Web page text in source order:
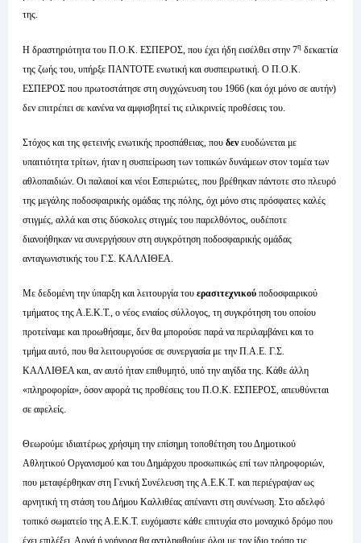
της.
Η δραστηριότητα του Π.Ο.Κ. ΕΣΠΕΡΟΣ, που έχει ήδη εισέλθει στην 7η δεκαετία
της ζωής του, υπήρξε ΠΑΝΤΟΤΕ ενωτική και συσπειρωτική. Ο Π.Ο.Κ.
ΕΣΠΕΡΟΣ που πρωτοστάτησε στη συγχώνευση του 1966 (και όχι μόνο σε αυτήν)
δεν επιτρέπει σε κανένα να αμφισβητεί τις ειλικρινείς προθέσεις του.
Στόχος και της φετεινής ενωτικής προσπάθειας, πουδενευοδώνεται με
υπαιτιότητα τρίτων, ήταν η συσπείρωση των τοπικών δυνάμεων στον τομέα των
αθλοπαιδιών. Οι παλαιοί και νέοι Εσπεριώτες, που βρέθηκαν πάντοτε στο πλευρό
της μεγάλης ποδοσφαιρικής ομάδας της πόλης, όχι μόνο στις πρόσφατες καλές
στιγμές, αλλά και στις δύσκολες στιγμές του παρελθόντος, ουδέποτε
διανοήθηκαν να συνεργήσουν στη συγκρότηση ποδοσφαιρικής ομάδας
ανταγωνιστικής του Γ.Σ. ΚΑΛΛΙΘΕΑ.
Με δεδομένη την ύπαρξη και λειτουργία τουερασιτεχνικού ποδοσφαιρικού
τμήματος της Α.Ε.Κ.Τ., ο νέος ενιαίος σύλλογος, τη συγκρότηση του οποίου
προτείναμε και προωθήσαμε, δεν θα μπορούσε παρά να περιλαμβάνει και το
τμήμα αυτό, που θα λειτουργούσε σε συνεργασία με την Π.Α.Ε. Γ.Σ.
ΚΑΛΛΙΘΕΑ και, αν αυτό ήταν επιθυμητό, υπό την αιγίδα της. Κάθε άλλη
«πληροφορία», όσον αφορά τις προθέσεις του Π.Ο.Κ. ΕΣΠΕΡΟΣ, απευθύνεται
σε αφελείς.
Θεωρούμε ιδιαιτέρως χρήσιμη την επίσημη τοποθέτηση του Δημοτικού
Αθλητικού Οργανισμού και του Δημάρχου προσωπικώς επί των πληροφοριών,
που μεταφέρθηκαν στη Γενική Συνέλευση της Α.Ε.Κ.Τ. και περιέγραψαν ως
αρνητική τη στάση του Δήμου Καλλιθέας απέναντι στη συνένωση. Στο αδελφό
τοπικό σωματείο της Α.Ε.Κ.Τ. ευχόμαστε κάθε επιτυχία στο μοναχικό δρόμο που
έχει επιλέξει. Αργά ή γρήγορα θα αντιληφθούμε όλοι με τον ίδιο τρόπο τις